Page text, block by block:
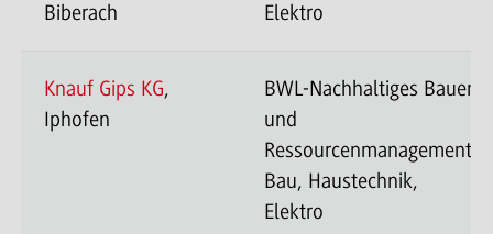
Biberach
Elektro
Knauf Gips KG,
Iphofen
BWL-Nachhaltiges Bauen
und
Ressourcenmanagement-
Bau, Haustechnik,
Elektro